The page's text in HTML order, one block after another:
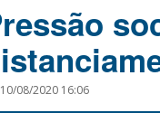
10/08/2020 16:06